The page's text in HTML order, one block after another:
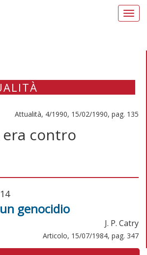
Attualità, 4/1990, 15/02/1990, pag. 135
era contro
genocidio
J. P. Catry
Articolo, 15/07/1984, pag. 347